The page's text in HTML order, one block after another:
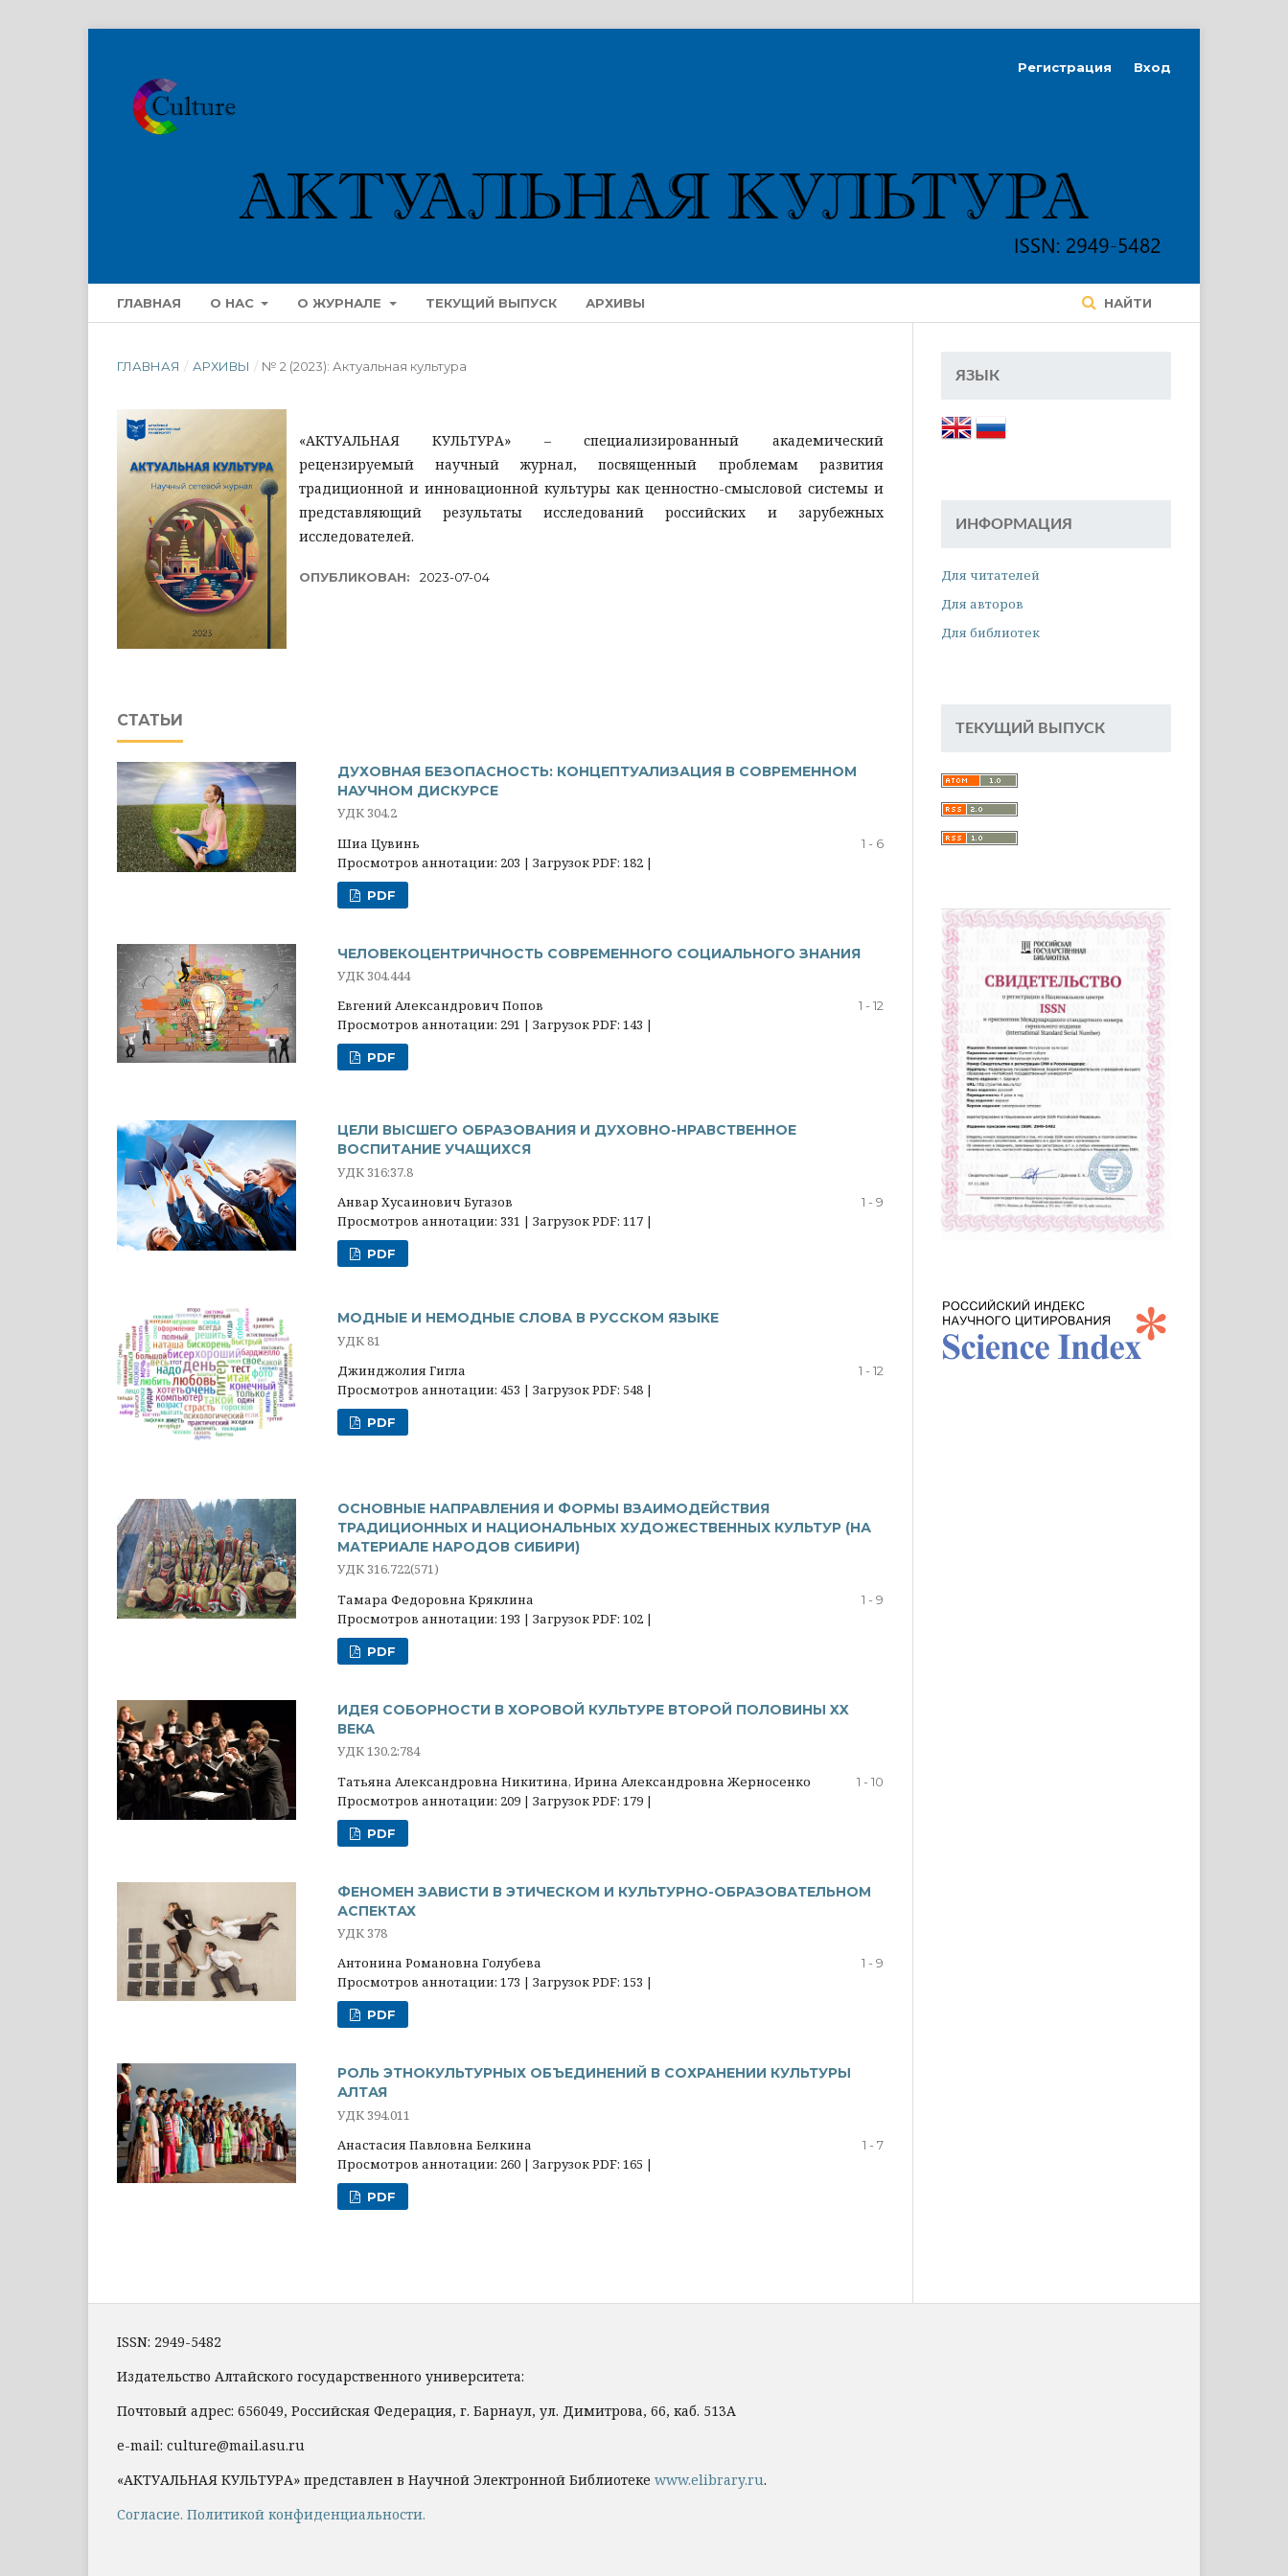
ГЛАВНАЯ О НАС О ЖУРНАЛЕ ТЕКУЩИЙ ВЫПУСК АРХИВЫ НАЙТИ
Регистрация Вход
ГЛАВНАЯ / АРХИВЫ / № 2 (2023): Актуальная культура
«АКТУАЛЬНАЯ КУЛЬТУРА» – специализированный академический
рецензируемый научный журнал, посвященный проблемам развития
традиционной и инновационной культуры как ценностно-смысловой системы и
представляющий результаты исследований российских и зарубежных
исследователей.
ОПУБЛИКОВАН: 2023-07-04
СТАТЬИ
ДУХОВНАЯ БЕЗОПАСНОСТЬ: КОНЦЕПТУАЛИЗАЦИЯ В СОВРЕМЕННОМ
НАУЧНОМ ДИСКУРСЕ
УДК 304.2
Шиа Цувинь
1 - 6
Просмотров аннотации: 203 | Загрузок PDF: 182 |
PDF
ЧЕЛОВЕКОЦЕНТРИЧНОСТЬ СОВРЕМЕННОГО СОЦИАЛЬНОГО ЗНАНИЯ
УДК 304.444
Евгений Александрович Попов
1 - 12
Просмотров аннотации: 291 | Загрузок PDF: 143 |
PDF
ЦЕЛИ ВЫСШЕГО ОБРАЗОВАНИЯ И ДУХОВНО-НРАВСТВЕННОЕ
ВОСПИТАНИЕ УЧАЩИХСЯ
УДК 316:37.8
Анвар Хусаинович Бугазов
1 - 9
Просмотров аннотации: 331 | Загрузок PDF: 117 |
PDF
МОДНЫЕ И НЕМОДНЫЕ СЛОВА В РУССКОМ ЯЗЫКЕ
УДК 81
Джинджолия Гигла
1 - 12
Просмотров аннотации: 453 | Загрузок PDF: 548 |
PDF
ОСНОВНЫЕ НАПРАВЛЕНИЯ И ФОРМЫ ВЗАИМОДЕЙСТВИЯ
ТРАДИЦИОННЫХ И НАЦИОНАЛЬНЫХ ХУДОЖЕСТВЕННЫХ КУЛЬТУР (НА
МАТЕРИАЛЕ НАРОДОВ СИБИРИ)
УДК 316.722(571)
Тамара Федоровна Кряклина
1 - 9
Просмотров аннотации: 193 | Загрузок PDF: 102 |
PDF
ИДЕЯ СОБОРНОСТИ В ХОРОВОЙ КУЛЬТУРЕ ВТОРОЙ ПОЛОВИНЫ XX
ВЕКА
УДК 130.2:784
Татьяна Александровна Никитина, Ирина Александровна Жерносенко
1 - 10
Просмотров аннотации: 209 | Загрузок PDF: 179 |
PDF
ФЕНОМЕН ЗАВИСТИ В ЭТИЧЕСКОМ И КУЛЬТУРНО-ОБРАЗОВАТЕЛЬНОМ
АСПЕКТАХ
УДК 378
Антонина Романовна Голубева
1 - 9
Просмотров аннотации: 173 | Загрузок PDF: 153 |
PDF
РОЛЬ ЭТНОКУЛЬТУРНЫХ ОБЪЕДИНЕНИЙ В СОХРАНЕНИИ КУЛЬТУРЫ
АЛТАЯ
УДК 394.011
Анастасия Павловна Белкина
1 - 7
Просмотров аннотации: 260 | Загрузок PDF: 165 |
PDF
ЯЗЫК
ИНФОРМАЦИЯ
Для читателей
Для авторов
Для библиотек
ТЕКУЩИЙ ВЫПУСК
ISSN: 2949-5482
Издательство Алтайского государственного университета:
Почтовый адрес: 656049, Российская Федерация, г. Барнаул, ул. Димитрова, 66, каб. 513А
e-mail: culture@mail.asu.ru
«АКТУАЛЬНАЯ КУЛЬТУРА» представлен в Научной Электронной Библиотеке www.elibrary.ru.
Cогласие. Политикой конфиденциальности.